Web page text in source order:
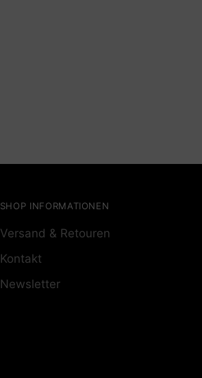
SHOP INFORMATIONEN
Versand & Retouren
Kontakt
Newsletter